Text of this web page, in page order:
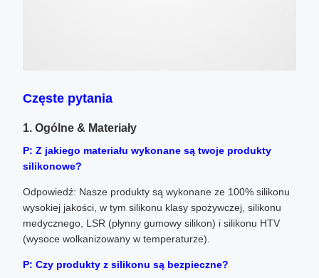
Częste pytania
1. Ogólne & Materiały
P: Z jakiego materiału wykonane są twoje produkty
silikonowe?
Odpowiedź: Nasze produkty są wykonane ze 100% silikonu
wysokiej jakości, w tym silikonu klasy spożywczej, silikonu
medycznego, LSR (płynny gumowy silikon) i silikonu HTV
(wysoce wolkanizowany w temperaturze).
P: Czy produkty z silikonu są bezpieczne?